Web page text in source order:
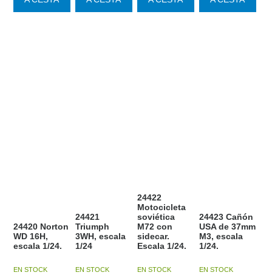
24420 Norton
WD 16H,
escala 1/24.
EN STOCK
24421
Triumph
3WH, escala
1/24
EN STOCK
24422
Motocicleta
soviética
M72 con
sidecar.
Escala 1/24.
EN STOCK
24423 Cañón
USA de 37mm
M3, escala
1/24.
EN STOCK